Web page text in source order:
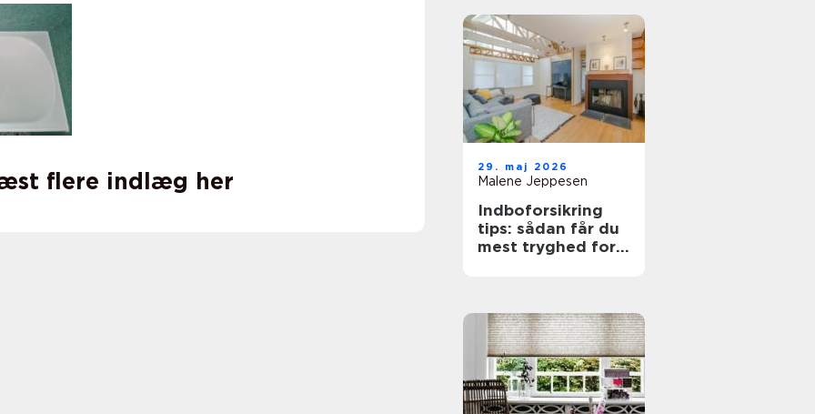
flere indlæg her
29. maj 2026
Malene Jeppesen
Indboforsikring
tips: sådan får du
mest tryghed for